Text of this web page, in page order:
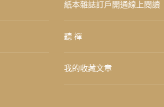
紙本雜誌訂戶開通線上閱讀
聽 禪
我的收藏文章